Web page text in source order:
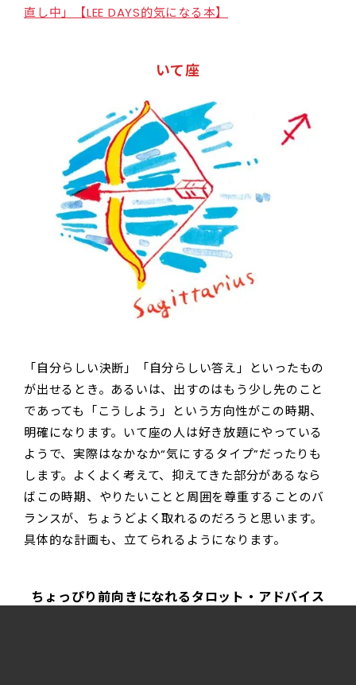
直し中」【LEE DAYS的気になる本】
いて座
「自分らしい決断」「自分らしい答え」といったもの
が出せるとき。あるいは、出すのはもう少し先のこと
であっても「こうしよう」という方向性がこの時期、
明確になります。いて座の人は好き放題にやっている
ようで、実際はなかなか“気にするタイプ”だったりも
します。よくよく考えて、抑えてきた部分があるなら
ばこの時期、やりたいことと周囲を尊重することのバ
ランスが、ちょうどよく取れるのだろうと思います。
具体的な計画も、立てられるようになります。
ちょっぴり前向きになれるタロット・アドバイス